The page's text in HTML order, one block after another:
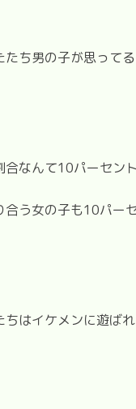
たち男の子が思って
なんて10パーセン
合う女の子も10パー
ちはイケメンに遊ば